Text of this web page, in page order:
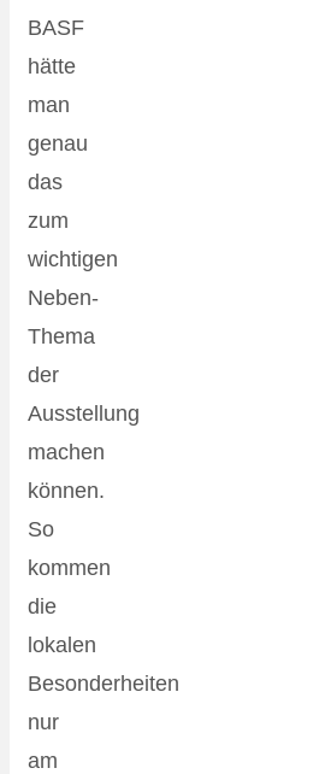
BASF
hätte
man
genau
das
zum
wichtigen
Neben-
Thema
der
Ausstellung
machen
können.
So
kommen
die
lokalen
Besonderheiten
nur
am